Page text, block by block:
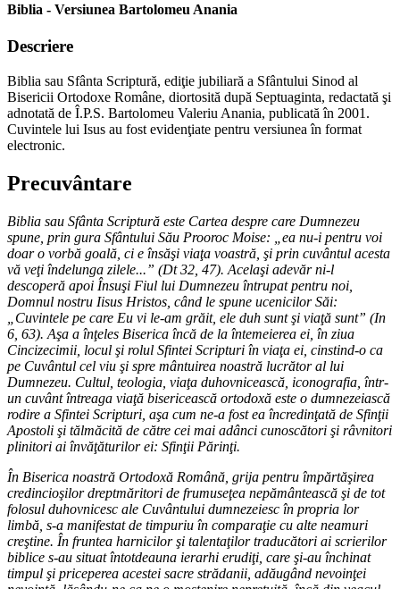
Biblia - Versiunea Bartolomeu Anania
Descriere
Biblia sau Sfânta Scriptură, ediţie jubiliară a Sfântului Sinod al
Bisericii Ortodoxe Române, diortosită după Septuaginta, redactată şi
adnotată de Î.P.S. Bartolomeu Valeriu Anania, publicată în 2001.
Cuvintele lui Isus au fost evidenţiate pentru versiunea în format
electronic.
Precuvântare
Biblia sau Sfânta Scriptură este Cartea despre care Dumnezeu
spune, prin gura Sfântului Său Prooroc Moise: „ea nu-i pentru voi
doar o vorbă goală, ci e însăşi viaţa voastră, şi prin cuvântul acesta
vă veţi îndelunga zilele...” (Dt 32, 47). Acelaşi adevăr ni-l
descoperă apoi Însuşi Fiul lui Dumnezeu întrupat pentru noi,
Domnul nostru Iisus Hristos, când le spune ucenicilor Săi:
„Cuvintele pe care Eu vi le-am grăit, ele duh sunt şi viaţă sunt” (In
6, 63). Aşa a înţeles Biserica încă de la întemeierea ei, în ziua
Cincizecimii, locul şi rolul Sfintei Scripturi în viaţa ei, cinstind-o ca
pe Cuvântul cel viu şi spre mântuirea noastră lucrător al lui
Dumnezeu. Cultul, teologia, viaţa duhovnicească, iconografia, într-
un cuvânt întreaga viaţă bisericească ortodoxă este o dumnezeiască
rodire a Sfintei Scripturi, aşa cum ne-a fost ea încredinţată de Sfinţii
Apostoli şi tălmăcită de către cei mai adânci cunoscători şi râvnitori
plinitori ai învăţăturilor ei: Sfinţii Părinţi.
În Biserica noastră Ortodoxă Română, grija pentru împărtăşirea
credincioşilor dreptmăritori de frumuseţea nepământească şi de tot
folosul duhovnicesc ale Cuvântului dumnezeiesc în propria lor
limbă, s-a manifestat de timpuriu în comparaţie cu alte neamuri
creştine. În fruntea harnicilor şi talentaţilor traducători ai scrierilor
biblice s-au situat întotdeauna ierarhi erudiţi, care şi-au închinat
timpul şi priceperea acestei sacre strădanii, adăugând nevoinţei